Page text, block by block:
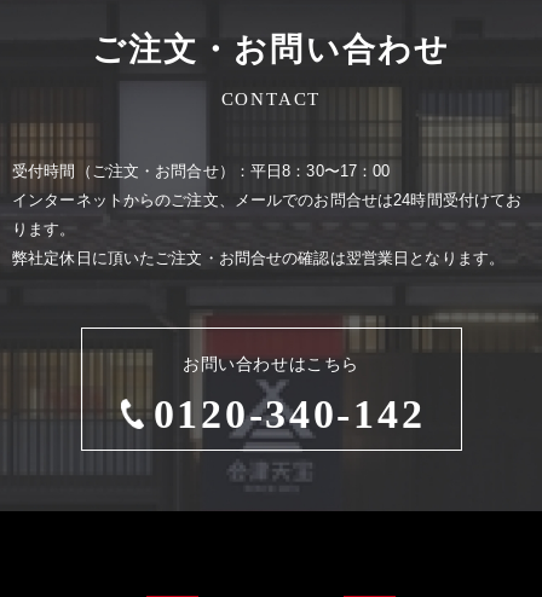
ご注文・お問い合わせ
CONTACT
お問い合わせはこちら
0120-340-142
受付時間（ご注⽂・お問合せ）：平⽇8：30〜17：00
インターネットからのご注⽂、メールでのお問合せは24時間受付けてお
ります。
弊社定休⽇に頂いたご注⽂・お問合せの確認は翌営業⽇となります。